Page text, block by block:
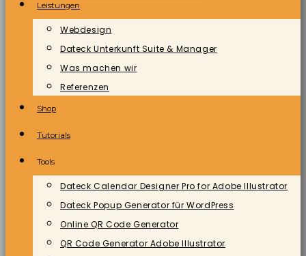
Leistungen
Webdesign
Dateck Unterkunft Suite & Manager
Was machen wir
Referenzen
Shop
Tutorials
Tools
Dateck Calendar Designer Pro for Adobe Illustrator
Dateck Popup Generator für WordPress
Online QR Code Generator
QR Code Generator Adobe Illustrator